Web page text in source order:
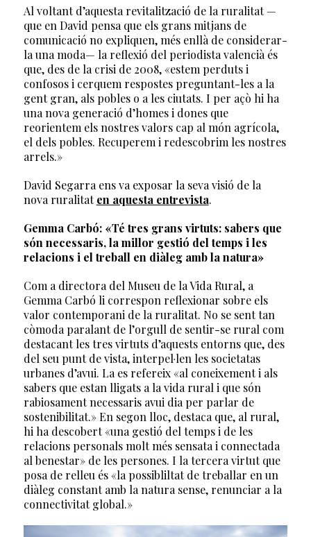
Al voltant d’aquesta revitalització de la ruralitat —
que en David pensa que els grans mitjans de
comunicació no expliquen, més enllà de considerar-
la una moda— la reflexió del periodista valencià és
que, des de la crisi de 2008, «estem perduts i
confosos i cerquem respostes preguntant-les a la
gent gran, als pobles o a les ciutats. I per açò hi ha
una nova generació d’homes i dones que
reorientem els nostres valors cap al món agrícola,
el dels pobles. Recuperem i redescobrim les nostres
arrels.»
David Segarra ens va exposar la seva visió de la
nova ruralitaten aquesta entrevista.
Gemma Carbó: «Té tres grans virtuts: sabers que
són necessaris, la millor gestió del temps i les
relacions i el treball en diàleg amb la natura»
Com a directora del Museu de la Vida Rural, a
Gemma Carbó li correspon reflexionar sobre els
valor contemporani de la ruralitat. No se sent tan
còmoda paralant de l’orgull de sentir-se rural com
destacant les tres virtuts d’aquests entorns que, des
del seu punt de vista, interpel·len les societatas
urbanes d’avui. La es refereix «al coneixement i als
sabers que estan lligats a la vida rural i que són
rabiosament necessaris avui dia per parlar de
sostenibilitat.» En segon lloc, destaca que, al rural,
hi ha descobert «una gestió del temps i de les
relacions personals molt més sensata i connectada
al benestar» de les persones. I la tercera virtut que
posa de relleu és «la possibliltat de treballar en un
diàleg constant amb la natura sense, renunciar a la
connectivitat global.»